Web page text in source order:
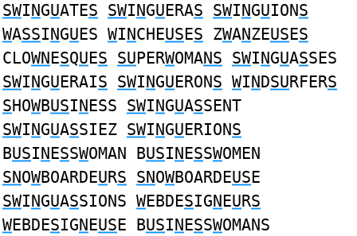
SWINGUATES SWINGUERAS SWINGUIONS
WASSINGUES WINCHEUSES ZWANZEUSES
CLOWNESQUES SUPERWOMANS SWINGUASSES
SWINGUERAIS SWINGUERONS WINDSURFERS
SHOWBUSINESS SWINGUASSENT
SWINGUASSIEZ SWINGUERIONS
BUSINESSWOMAN BUSINESSWOMEN
SNOWBOARDEURS SNOWBOARDEUSE
SWINGUASSIONS WEBDESIGNEURS
WEBDESIGNEUSE BUSINESSWOMANS